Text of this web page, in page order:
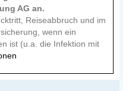
AG an.
Reiseabbruch und im
wenn ein
ist (u.a. die Infektion mit